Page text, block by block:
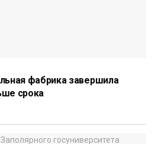
фабрика завершила
срока